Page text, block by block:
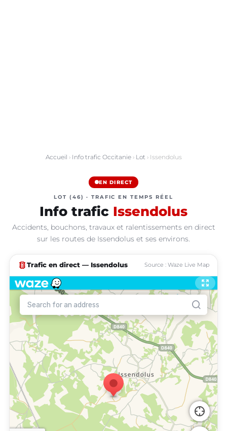
Accueil › Info trafic Occitanie› Lot › Issendolus
EN DIRECT
LOT (46) · TRAFIC EN TEMPS RÉEL
Info trafic Issendolus
Accidents, bouchons, travaux et ralentissements en direct
sur les routes de Issendolus et ses environs.
traffic Trafic en direct — Issendolus Source : Waze Live Map